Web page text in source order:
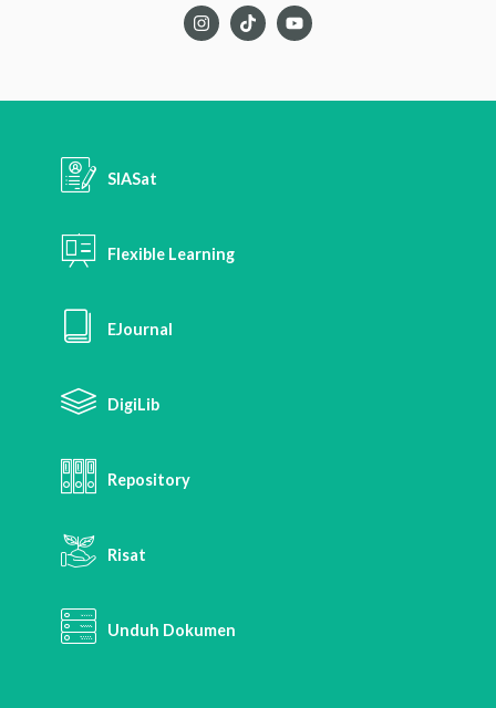
SIASat
Flexible Learning
EJournal
DigiLib
Repository
Risat
Unduh Dokumen